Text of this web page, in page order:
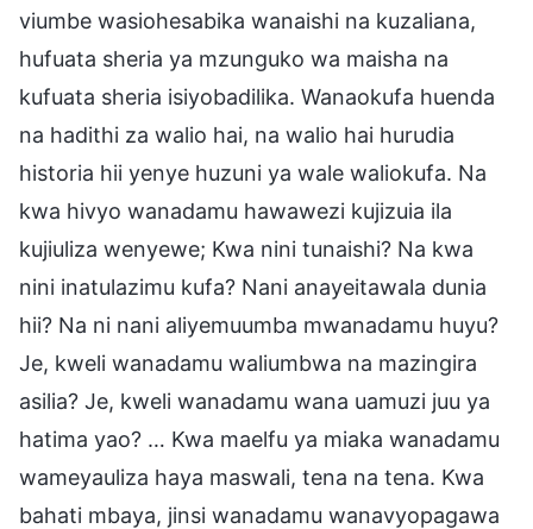
viumbe wasiohesabika wanaishi na kuzaliana,
hufuata sheria ya mzunguko wa maisha na
kufuata sheria isiyobadilika. Wanaokufa huenda
na hadithi za walio hai, na walio hai hurudia
historia hii yenye huzuni ya wale waliokufa. Na
kwa hivyo wanadamu hawawezi kujizuia ila
kujiuliza wenyewe; Kwa nini tunaishi? Na kwa
nini inatulazimu kufa? Nani anayeitawala dunia
hii? Na ni nani aliyemuumba mwanadamu huyu?
Je, kweli wanadamu waliumbwa na mazingira
asilia? Je, kweli wanadamu wana uamuzi juu ya
hatima yao? … Kwa maelfu ya miaka wanadamu
wameyauliza haya maswali, tena na tena. Kwa
bahati mbaya, jinsi wanadamu wanavyopagawa